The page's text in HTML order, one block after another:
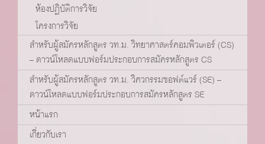
ห้องปฏิบัติการวิจัย
โครงการวิจัย
สำหรับผู้สมัครหลักสูตร วท.ม. วิทยาศาสตร์คอมพิวเตอร์ (CS)
– ดาวน์โหลดแบบฟอร์มประกอบการสมัครหลักสูตร CS
สำหรับผู้สมัครหลักสูตร วท.ม. วิศวกรรมซอฟต์แวร์ (SE) –
ดาวน์โหลดแบบฟอร์มประกอบการสมัครหลักสูตร SE
หน้าแรก
เกี่ยวกับเรา